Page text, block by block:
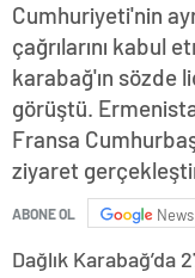
Cumhuriyeti'nin
çağrılarını kabul
karabağ'ın sözde
görüştü.
Fransa
ziyaret
ABONE OL News
Dağlık